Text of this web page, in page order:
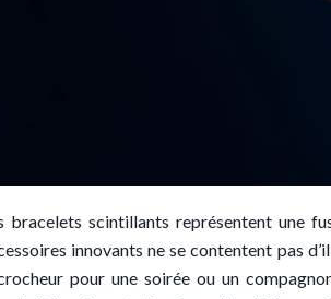
bracelets scintillants représentent une
innovants ne se contentent pas
pour une soirée ou un